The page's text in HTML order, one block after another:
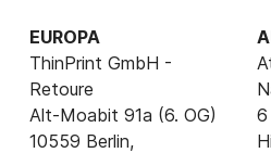
EUROPA
ThinPrint GmbH -
Retoure
Alt-Moabit 91a (6. OG)
10559 Berlin,
6